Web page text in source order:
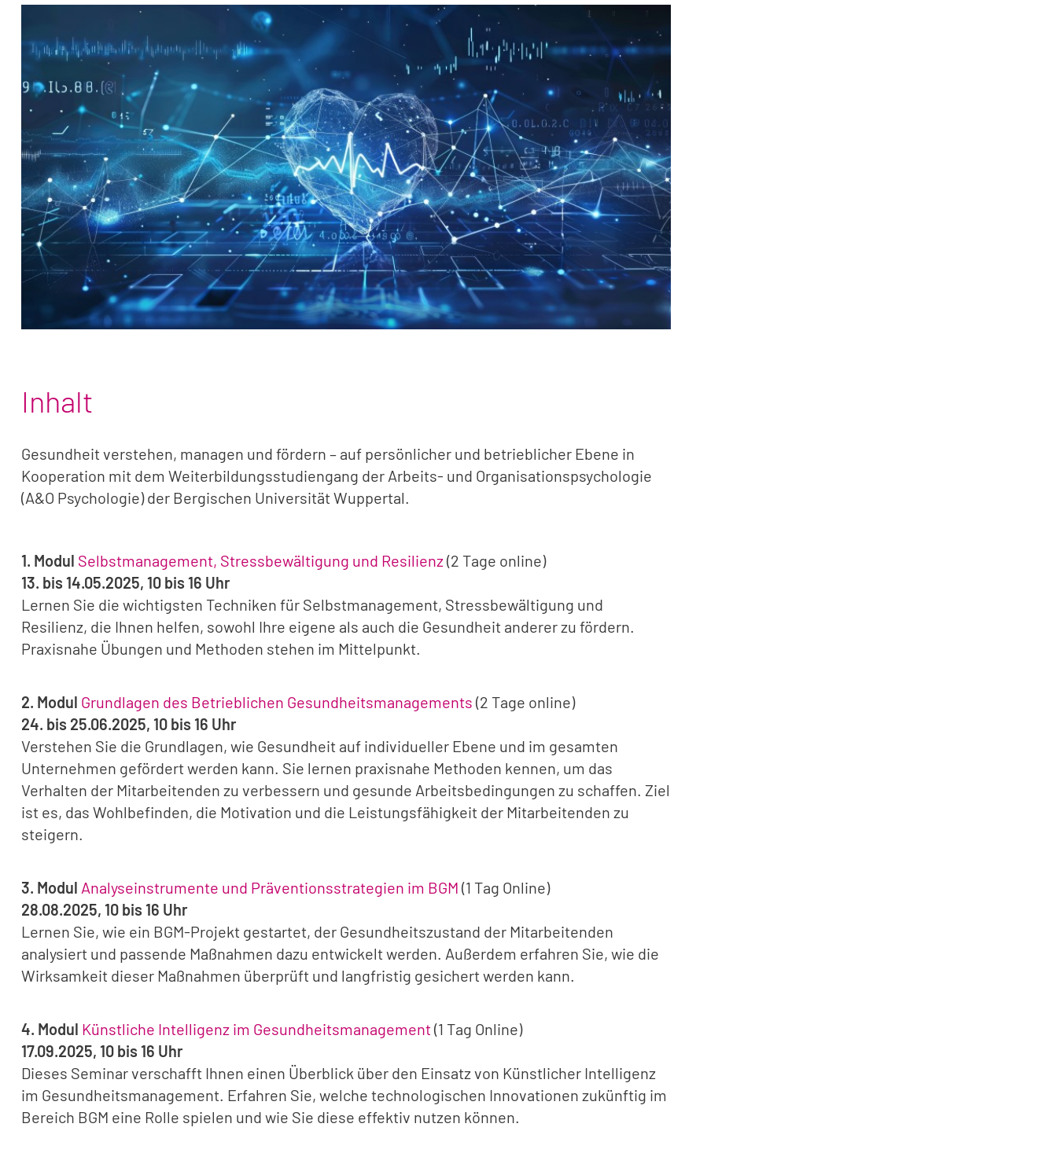
Inhalt
Gesundheit verstehen, managen und fördern – auf persönlicher und betrieblicher Ebene in
Kooperation mit dem Weiterbildungsstudiengang der Arbeits- und Organisationspsychologie
(A&O Psychologie) der Bergischen Universität Wuppertal.
1. Modul Selbstmanagement, Stressbewältigung und Resilienz(2 Tage online)
13. bis 14.05.2025, 10 bis 16 Uhr
Lernen Sie die wichtigsten Techniken für Selbstmanagement, Stressbewältigung und
Resilienz, die Ihnen helfen, sowohl Ihre eigene als auch die Gesundheit anderer zu fördern.
Praxisnahe Übungen und Methoden stehen im Mittelpunkt.
2. Modul Grundlagen des Betrieblichen Gesundheitsmanagements (2 Tage online)
24. bis 25.06.2025, 10 bis 16 Uhr
Verstehen Sie die Grundlagen, wie Gesundheit auf individueller Ebene und im gesamten
Unternehmen gefördert werden kann. Sie lernen praxisnahe Methoden kennen, um das
Verhalten der Mitarbeitenden zu verbessern und gesunde Arbeitsbedingungen zu schaffen. Ziel
ist es, das Wohlbefinden, die Motivation und die Leistungsfähigkeit der Mitarbeitenden zu
steigern.
3. Modul Analyseinstrumente und Präventionsstrategien im BGM (1 Tag Online)
28.08.2025, 10 bis 16 Uhr
Lernen Sie, wie ein BGM-Projekt gestartet, der Gesundheitszustand der Mitarbeitenden
analysiert und passende Maßnahmen dazu entwickelt werden. Außerdem erfahren Sie, wie die
Wirksamkeit dieser Maßnahmen überprüft und langfristig gesichert werden kann.
4. Modul Künstliche Intelligenz im Gesundheitsmanagement(1 Tag Online)
17.09.2025, 10 bis 16 Uhr
Dieses Seminar verschafft Ihnen einen Überblick über den Einsatz von Künstlicher Intelligenz
im Gesundheitsmanagement. Erfahren Sie, welche technologischen Innovationen zukünftig im
Bereich BGM eine Rolle spielen und wie Sie diese effektiv nutzen können.